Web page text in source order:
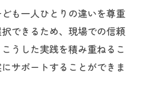
も一人ひとりの違いを尊重
できるため、現場での信頼
うした実践を積み重ねるこ
サポートすることができま